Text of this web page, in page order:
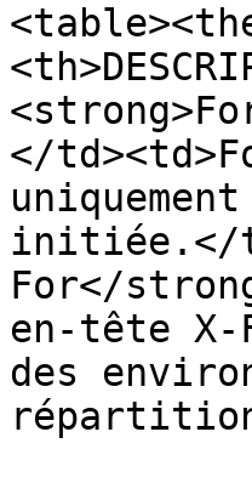
</
initiée.</
For</
en-tête X-
des